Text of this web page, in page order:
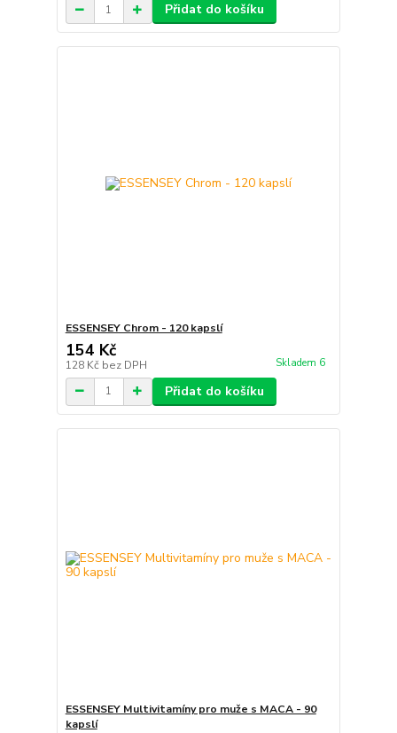
Přidat do košíku
ESSENSEY Chrom - 120 kapslí
154 Kč
128 Kč bez DPH Skladem 6
Přidat do košíku
ESSENSEY Multivitamíny pro muže s MACA - 90
kapslí